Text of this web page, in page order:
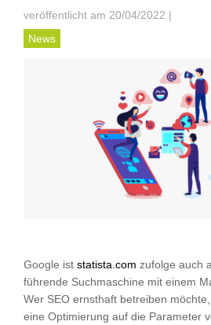
veröffentlicht am 20/04/2022 |
News
Google ist statista.com zufolge auch
führende Suchmaschine mit einem
Wer SEO ernsthaft betreiben
eine Optimierung auf die Parameter